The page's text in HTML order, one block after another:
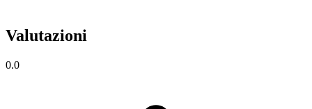
Valutazioni
0.0